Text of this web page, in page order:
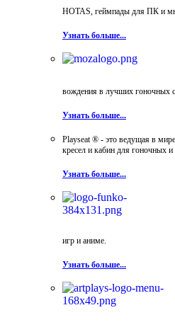
HOTAS, геймпады для ПК и
Узнать больше...
вождения в лучших гоночных
Узнать больше...
Playseat ® - это ведущая в
кресел и кабин для гоночных
Узнать больше...
игр и аниме.
Узнать больше...